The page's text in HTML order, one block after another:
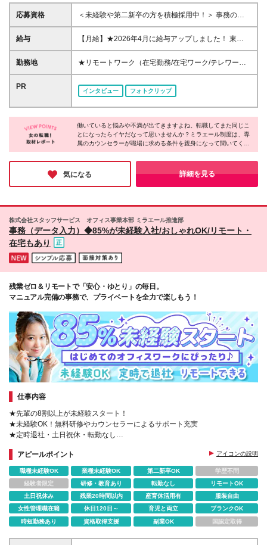
応募資格
＜未経験や第二新卒の方を積極採用中！＞ 事務の経
験は入社時には不要！未経験から一人前に育てます。
◆高卒以上 ◆初めての転職・第二新卒の方大歓迎 ◆
験スタート♪ 私たちは、今までのスキルや経験より
「やってみたい！」という気持ちを大切にしていま
給与
【月給】★2026年4月に給与アップしました！ 東
京 21万0000円～ 神奈川 20万2000円～ 大阪/埼玉 19
万7000円～ 千葉 19万6000円～ 愛知 19万2000円～
～ 栃木 18万2500円～ 滋賀/群馬 18万1500円～ 三
岡山 17万6000円～ 香川 17万5000円～ 北海道 17万
4000円～ 新潟 17万3500円～ 福島 16万9500円～ 山
口/愛媛 16万8500円～ 熊本 16万5500円～ 長崎 16万
同様) 勤務エリア/東京・神奈川・千葉・埼玉・名古
屋・大阪・京都・兵庫 ・札幌・仙台・静岡・福岡 試
勤務地
★リモートワーク（在宅勤務/在宅ワーク/テレワー
ク）もOK 東京都内（渋谷、六本木、丸の内、新宿、
恵比寿、池袋、品川、秋葉原など）、神奈川、千葉、
埼玉、北海道、仙台、福島、新潟、栃木、群馬、つく
ば、長野、富山、静岡、名古屋、金沢、岐阜、三重、
滋賀、京都、大阪、神戸、奈良、広島、岡山、香川、
愛媛、山口、福岡、熊本、長崎、鹿児島の当社取引先
企業での勤務 ◆大手企業で働くチャンス！ ◆転勤な
し/自宅から通える範囲で希望を考慮して決定 ◆キレ
イ＆おしゃれオフィス多数 ◆駅チカで通勤に便利な
エリアも♪ ※配属先によって異なります 【勤務地エリ
アの一例】 東京都……23区内メイン 神奈川県……横
田・淀屋橋・本町・難波 など 兵庫県……神戸市メ
イン・三ノ宮 など 福岡県……博多・天神 など
PR
インタビュー フォトクリップ
働いていると悩みや不満が出てきますよね。転職してまた同じこ
とになったらイヤだなって思いませんか？ミラエール制度は、専
属のカウンセラーが職場に求める条件を親身になって聞いてくれ
るみたい！入社してからじゃないとわからないことに悩まされる
心配もなくなりそうですね。女性が長く働くために必要な要素が
詰まった会社だと感じました！
気になる 詳細を見る
株式会社スタッフサービス オフィス事業本部 ミラエール推進部
事務（データ入力）◆85%が未経験入社/おしゃれOK/リモート・
在宅もあり
残業ゼロ＆リモートで「安心・ゆとり」の毎日。
マニュアル完備の事務で、プライベートを全力で楽しもう！
仕事内容
★先輩の8割以上が未経験スタート！
★未経験OK！無料研修やカウンセラーによるサポート充実
★定時退社・土日祝休・転勤なし
アピールポイント
アイコンの説明
職種未経験OK 業種未経験OK 第二新卒OK
学歴不問
経験者限定
研修・教育あり 転勤なし
リモートOK
土日祝休み
残業20時間以内 産育休活用有
服装自由
女性管理職在籍
休日120日～ 育児と両立
ブランクOK
時短勤務あり
資格取得支援 副業OK 国認定取得